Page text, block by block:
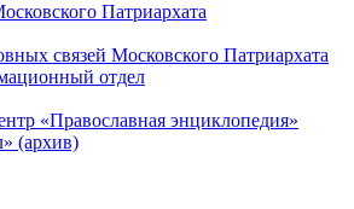
Патриархата
связей Московского Патриархата
отдел
«Православная энциклопедия»
(архив)